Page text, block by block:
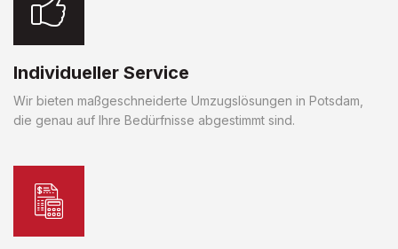
Individueller Service
Wir bieten maßgeschneiderte Umzugslösungen in Potsdam,
die genau auf Ihre Bedürfnisse abgestimmt sind.